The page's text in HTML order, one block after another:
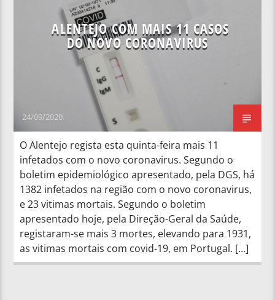
ALENTEJO COM MAIS 11 CASOS
DO NOVO CORONAVIRUS
24/09/2020
O Alentejo regista esta quinta-feira mais 11
infetados com o novo coronavirus. Segundo o
boletim epidemiológico apresentado, pela DGS, há
1382 infetados na região com o novo coronavirus,
e 23 vitimas mortais. Segundo o boletim
apresentado hoje, pela Direção-Geral da Saúde,
registaram-se mais 3 mortes, elevando para 1931,
as vitimas mortais com covid-19, em Portugal. […]